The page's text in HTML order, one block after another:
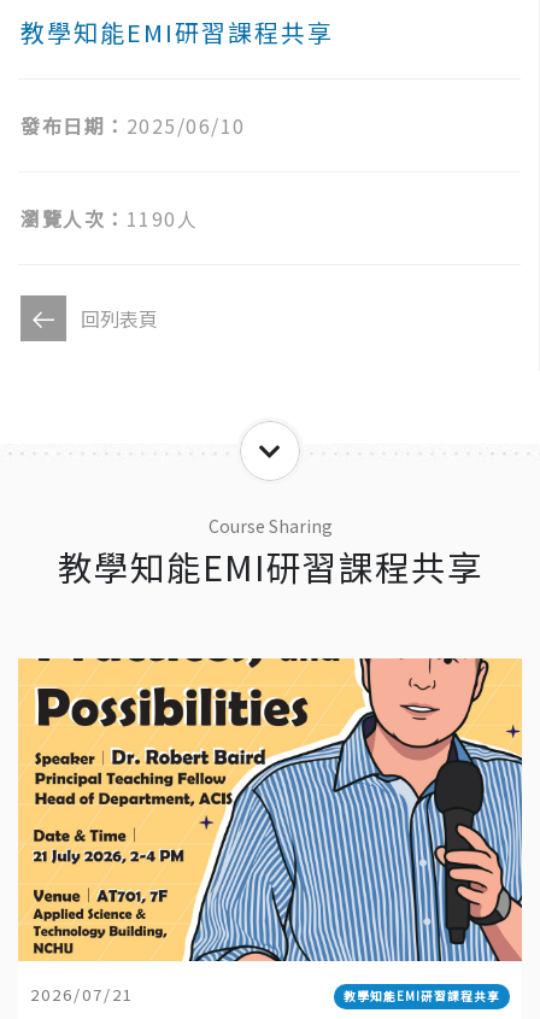
教學知能EMI研習課程共享
發布日期： 2025/06/10
瀏覽人次： 1190人
回列表頁
Course Sharing
教學知能EMI研習課程共享
2026/07/21 教學知能EMI研習課程共享